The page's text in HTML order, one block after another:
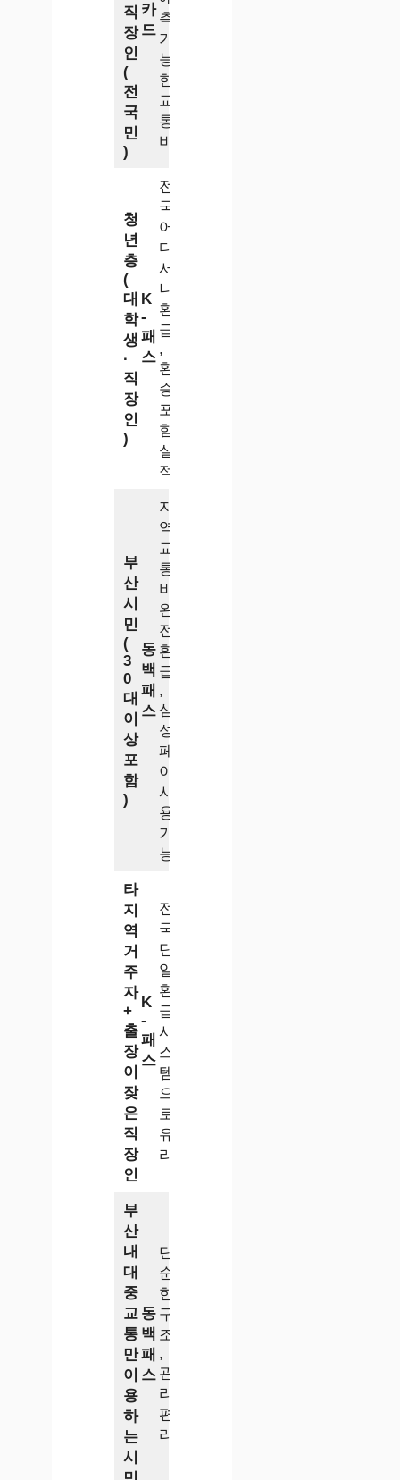
직
장
인
(
전
국
민
)
카
드
측
가
능
한
교
통
비
청
년
층
(
대
학
생
·
직
장
인
)
K
-
패
스
전
국
어
디
서
나
환
급
,
환
승
포
함
실
적
부
산
시
민
(
3
0
대
이
상
포
함
)
동
백
패
스
지
역
교
통
비
완
전
환
급
,
삼
성
페
이
사
용
가
능
타
지
역
거
주
자
+
출
장
이
잦
은
직
장
인
K
-
패
스
전
국
단
일
환
급
시
스
템
으
로
유
리
부
산
내
대
중
교
통
만
이
용
하
는
시
동
백
패
스
단
순
한
구
조
,
관
리
편
리